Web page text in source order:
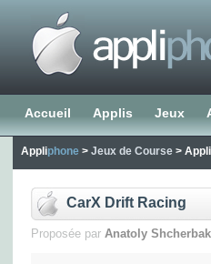
Accueil Applis Jeux
Appliphone > Jeux de Course > Appli
CarX Drift Racing
Proposée par Anatoly Shcherbak